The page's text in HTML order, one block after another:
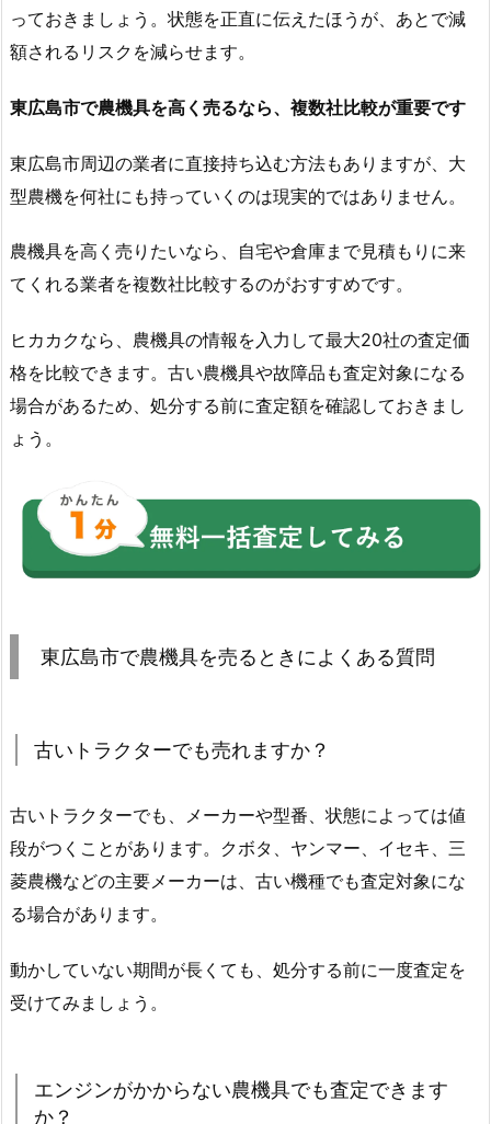
っておきましょう。状態を正直に伝えたほうが、あとで減
額されるリスクを減らせます。
東広島市で農機具を高く売るなら、複数社比較が重要です
東広島市周辺の業者に直接持ち込む方法もありますが、大
型農機を何社にも持っていくのは現実的ではありません。
農機具を高く売りたいなら、自宅や倉庫まで見積もりに来
てくれる業者を複数社比較するのがおすすめです。
ヒカカクなら、農機具の情報を入力して最大20社の査定価
格を比較できます。古い農機具や故障品も査定対象になる
場合があるため、処分する前に査定額を確認しておきまし
ょう。
東広島市で農機具を売るときによくある質問
古いトラクターでも売れますか？
古いトラクターでも、メーカーや型番、状態によっては値
段がつくことがあります。クボタ、ヤンマー、イセキ、三
菱農機などの主要メーカーは、古い機種でも査定対象にな
る場合があります。
動かしていない期間が長くても、処分する前に一度査定を
受けてみましょう。
エンジンがかからない農機具でも査定できます
か？